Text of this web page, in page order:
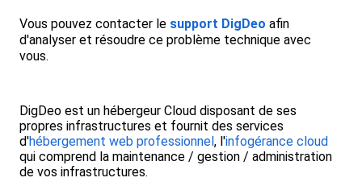
Vous pouvez contacter le support DigDeo afin
d'analyser et résoudre ce problème technique avec
vous.
DigDeo est un hébergeur Cloud disposant de ses
propres infrastructures et fournit des services
d'hébergement web professionnel, l'infogérance cloud
qui comprend la maintenance / gestion / administration
de vos infrastructures.